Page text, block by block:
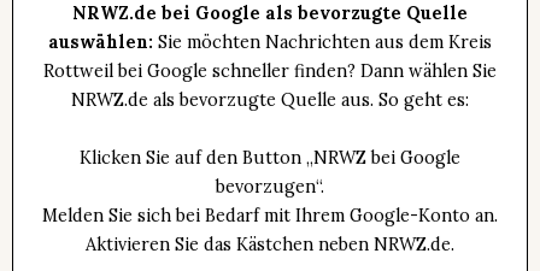
NRWZ.de bei Google als bevorzugte Quelle
auswählen: Sie möchten Nachrichten aus dem Kreis
Rottweil bei Google schneller finden? Dann wählen Sie
NRWZ.de als bevorzugte Quelle aus. So geht es:
Klicken Sie auf den Button „NRWZ bei Google
bevorzugen“.
Melden Sie sich bei Bedarf mit Ihrem Google-Konto an.
Aktivieren Sie das Kästchen neben NRWZ.de.